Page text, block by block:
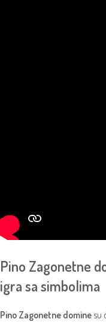
Pino Zagonetne
igra sa simbolima
Pino Zagonetne dominesu